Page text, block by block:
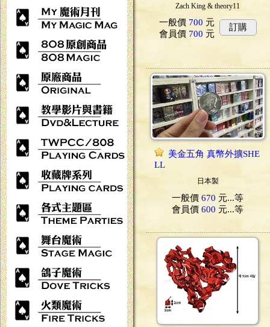
Zach King & theory11
一般價 700 元
會員價 700 元
訂購
美金五角 真幣外擴SHE
LL
日本製
一般價 670 元...等
會員價 600 元...等